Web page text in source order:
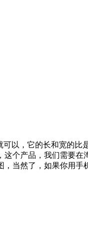
以，它的长和宽的比
个产品，我们需要在
当然了，如果你用手